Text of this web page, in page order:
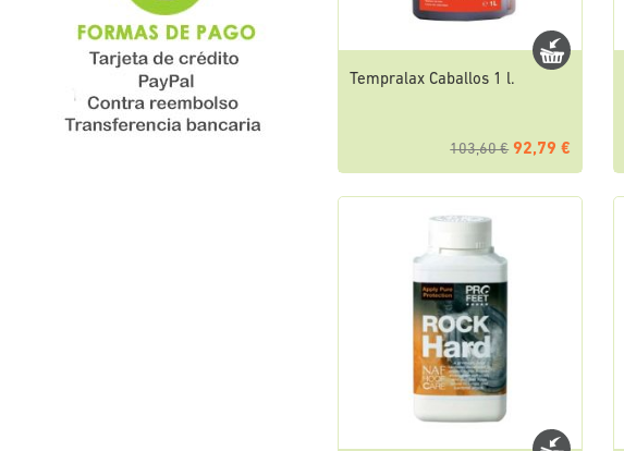
Tempralax Caballos 1 l.
103,60 € 92,79 €